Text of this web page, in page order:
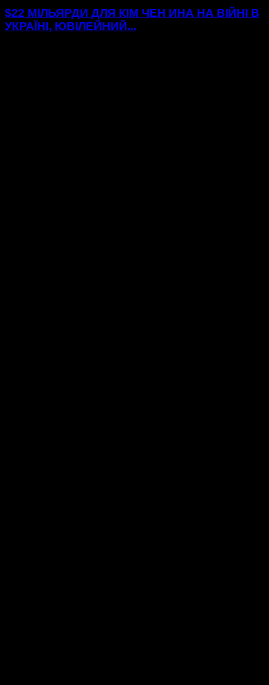
$22 МІЛЬЯРДИ ДЛЯ КІМ ЧЕН ИНА НА ВІЙНІ В
УКРАЇНІ, ЮВІЛЕЙНИЙ...